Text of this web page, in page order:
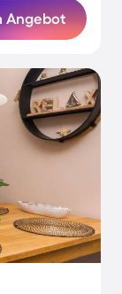
Angebot